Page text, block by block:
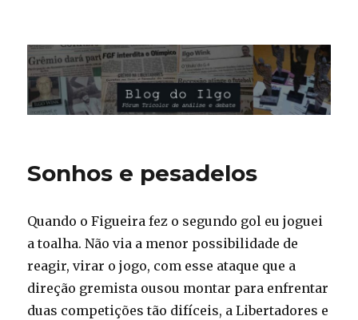
Blog do Ilgo Wink
Sonhos e pesadelos
Quando o Figueira fez o segundo gol eu joguei
a toalha. Não via a menor possibilidade de
reagir, virar o jogo, com esse ataque que a
direção gremista ousou montar para enfrentar
duas competições tão difíceis, a Libertadores e